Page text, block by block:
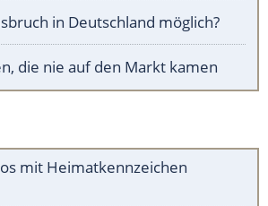
in Deutschland möglich?
die nie auf den Markt kamen
mit Heimatkennzeichen